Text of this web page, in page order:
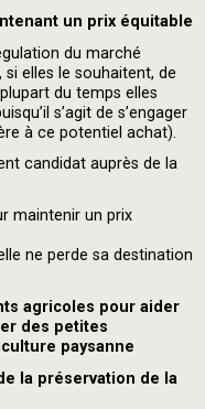
un prix équitable
du marché
elles le souhaitent, de
du temps elles
s’agit de s’engager
à ce potentiel achat).
candidat auprès de la
maintenir un prix
ne perde sa destination
agricoles pour aider
des petites
paysanne
la préservation de la